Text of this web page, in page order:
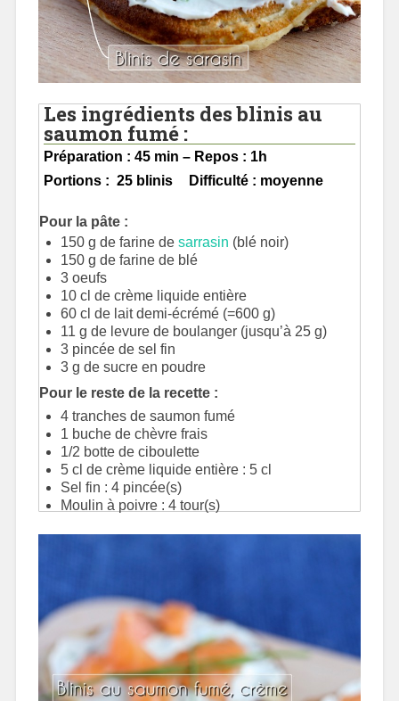
Les ingrédients des blinis au
saumon fumé :
Préparation : 45 min – Repos : 1h
Portions : 25 blinis
Difficulté : moyenne
Pour la pâte :
150 g de farine de sarrasin (blé noir)
150 g de farine de blé
3 oeufs
10 cl de crème liquide entière
60 cl de lait demi-écrémé (=600 g)
11 g de levure de boulanger (jusqu’à 25 g)
3 pincée de sel fin
3 g de sucre en poudre
Pour le reste de la recette :
4 tranches de saumon fumé
1 buche de chèvre frais
1/2 botte de ciboulette
5 cl de crème liquide entière : 5 cl
Sel fin : 4 pincée(s)
Moulin à poivre : 4 tour(s)